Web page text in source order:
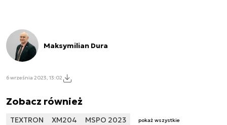
Maksymilian Dura
6 września 2023, 13:02
Zobacz również
TEXTRON XM204 MSPO 2023 pokaż wszystkie